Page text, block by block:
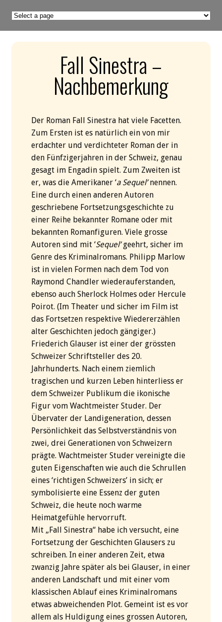
Fall Sinestra –
Nachbemerkung
Der Roman Fall Sinestra hat viele Facetten.
Zum Ersten ist es natürlich ein von mir
erdachter und verdichteter Roman der in
den Fünfzigerjahren in der Schweiz, genau
gesagt im Engadin spielt. Zum Zweiten ist
er, was die Amerikaner ‘a Sequel’nennen.
Eine durch einen anderen Autoren
geschriebene Fortsetzungsgeschichte zu
einer Reihe bekannter Romane oder mit
bekannten Romanfiguren. Viele grosse
Autoren sind mit ‘Sequel’geehrt, sicher im
Genre des Kriminalromans. Philipp Marlow
ist in vielen Formen nach dem Tod von
Raymond Chandler wiederauferstanden,
ebenso auch Sherlock Holmes oder Hercule
Poirot. (Im Theater und sicher im Film ist
das Fortsetzen respektive Wiedererzählen
alter Geschichten jedoch gängiger.)
Friederich Glauser ist einer der grössten
Schweizer Schriftsteller des 20.
Jahrhunderts. Nach einem ziemlich
tragischen und kurzen Leben hinterliess er
dem Schweizer Publikum die ikonische
Figur vom Wachtmeister Studer. Der
Übervater der Landigeneration, dessen
Persönlichkeit das Selbstverständnis von
zwei, drei Generationen von Schweizern
prägte. Wachtmeister Studer vereinigte die
guten Eigenschaften wie auch die Schrullen
eines ‘richtigen Schweizers’ in sich; er
symbolisierte eine Essenz der guten
Schweiz, die heute noch warme
Heimatgefühle hervorruft.
Mit „Fall Sinestra“ habe ich versucht, eine
Fortsetzung der Geschichten Glausers zu
schreiben. In einer anderen Zeit, etwa
zwanzig Jahre später als bei Glauser, in einer
anderen Landschaft und mit einer vom
klassischen Ablauf eines Kriminalromans
etwas abweichenden Plot. Gemeint ist es vor
allem als Huldigung eines grossen Autoren,